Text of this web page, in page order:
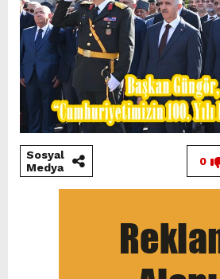
Sosyal
Medya
0